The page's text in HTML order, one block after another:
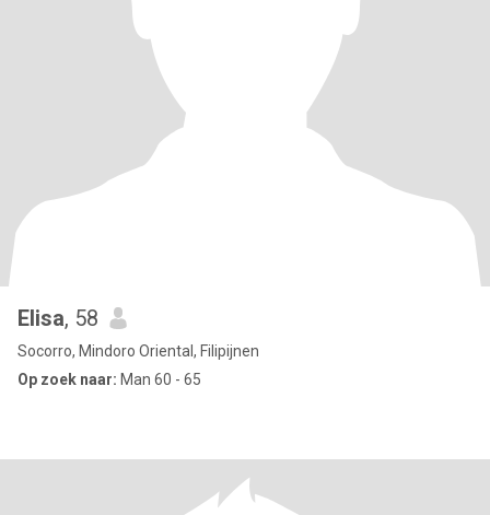
Elisa, 58
Socorro, Mindoro Oriental, Filipijnen
Op zoek naar: Man 60 - 65